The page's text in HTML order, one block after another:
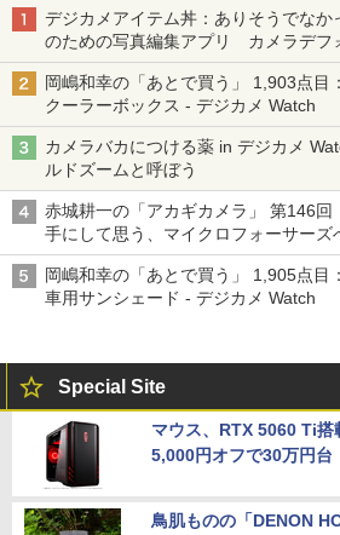
デジカメアイテム丼：ありそうでなか
のための写真編集アプリ カメラデフ
る「Filmator」
岡嶋和幸の「あとで買う」 1,903点目
クーラーボックス - デジカメ Watch
カメラバカにつける薬 in デジカメ
ルドズームと呼ぼう
赤城耕一の「アカギカメラ」 第146回
手にして思う、マイクロフォーサー
岡嶋和幸の「あとで買う」 1,905点目
車用サンシェード - デジカメ Watch
Special Site
マウス、RTX 5060 Ti搭
5,000円オフで30万円台
鳥肌ものの「DENON